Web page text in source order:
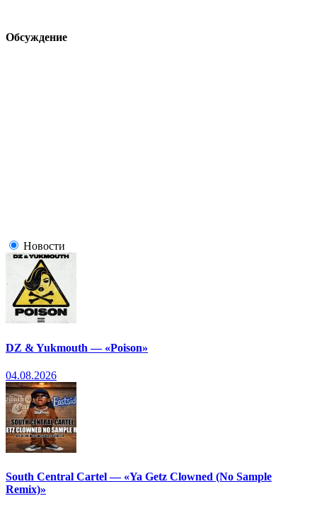
Обсуждение
Новости
DZ & Yukmouth — «Poison»
04.08.2026
South Central Cartel — «Ya Getz Clowned (No Sample
Remix)»